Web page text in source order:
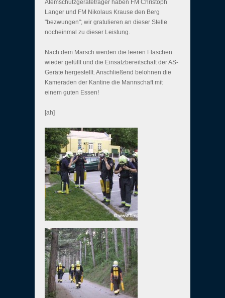
Atemschutzgeräteträger haben FM Christoph
Langer und FM Nikolaus Krause den Berg
"bezwungen"; wir gratulieren an dieser Stelle
nocheinmal zu dieser Leistung.
Nach dem Marsch werden die leeren Flaschen
wieder gefüllt und die Einsatzbereitschaft der AS-
Geräte hergestellt. Anschließend belohnen die
Kameraden der Kantine die Mannschaft mit
einem guten Essen!
[ah]